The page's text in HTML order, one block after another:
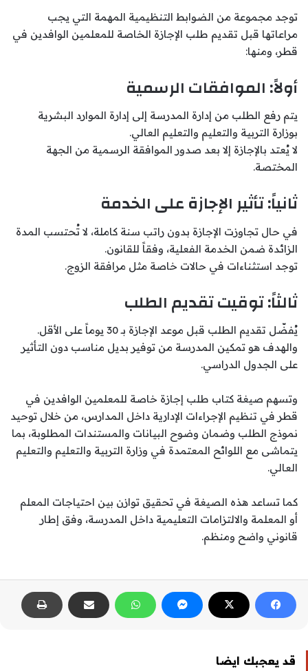
توجد مجموعة من الضوابط التنظيمية المهمة التي يجب
مراعاتها قبل تقديم طلب الإجازة الخاصة للمعلمين الوافدين في
قطر، ومنها:
أولاً: الموافقات الرسمية
يتم رفع الطلب من إدارة المدرسة إلى إدارة الموارد البشرية
بوزارة التربية والتعليم والتعليم العالي.
لا يُعتد بالإجازة إلا بعد صدور الموافقة الرسمية من الجهة
المختصة.
ثانياً: تأثير الإجازة على الخدمة
في حال تجاوزت الإجازة بدون راتب سنة كاملة، لا تُحتسب المدة
الزائدة ضمن الخدمة الفعلية، وفقاً للقانون.
توجد استثناءات في حالات خاصة مثل مرافقة الزوج.
ثالثاً: توقيت تقديم الطلب
يُفضّل تقديم الطلب قبل موعد الإجازة بـ 30 يوماً على الأقل.
والهدف هو تمكين المدرسة من توفير بديل مناسب دون التأثير
على الجدول الدراسي.
وتسهم صيغة كتاب طلب إجازة خاصة للمعلمين الوافدين في
قطر في تنظيم الإجراءات الإدارية داخل المدارس، من خلال توحيد
نموذج الطلب وضمان وضوح البيانات والمستندات المطلوبة، بما
يتماشى مع اللوائح المعتمدة في وزارة التربية والتعليم والتعليم
العالي.
كما تساعد هذه الصيغة في تحقيق توازن بين احتياجات المعلم
أو المعلمة والالتزامات التعليمية داخل المدرسة، وفق إطار
قانوني واضح ومنظم.
قد يعجبك ايضا